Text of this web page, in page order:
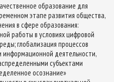
образование для
этапе развития общества,
в сфере образования:
работы в условиях цифровой
глобализация процессов
деятельности,
субъектами
осознание»